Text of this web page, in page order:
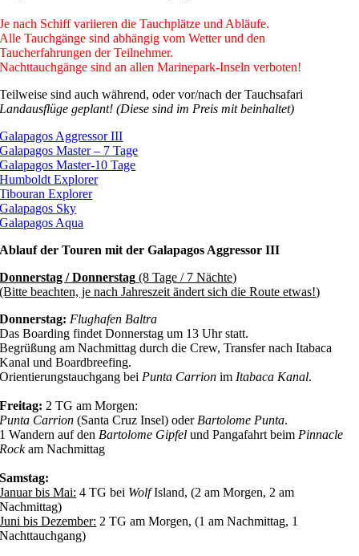
Je nach Schiff variieren die Tauchplätze und Abläufe.
Alle Tauchgänge sind abhängig vom Wetter und den
Taucherfahrungen der Teilnehmer.
Nachttauchgänge sind an allen Marinepark-Inseln verboten!
Teilweise sind auch während, oder vor/nach der Tauchsafari
Landausflüge geplant! (Diese sind im Preis mit beinhaltet)
Galapagos Aggressor III
Galapagos Master – 7 Tage
Galapagos Master-10 Tage
Humboldt Explorer
Tibouran Explorer
Galapagos Sky
Galapagos Aqua
Ablauf der Touren mit derGalapagos Aggressor III
Donnerstag / Donnerstag (8 Tage / 7 Nächte)
(Bitte beachten, je nach Jahreszeit ändert sich die Route etwas!)
Donnerstag: Flughafen Baltra
Das Boarding findet Donnerstag um 13 Uhr statt.
Begrüßung am Nachmittag durch die Crew, Transfer nach Itabaca
Kanal und Boardbreefing.
Orientierungstauchgang bei Punta Carrion im Itabaca Kanal.
Freitag: 2 TG am Morgen:
Punta Carrion (Santa Cruz Insel) oder Bartolome Punta.
1 Wandern auf den Bartolome Gipfel und Pangafahrt beim Pinnacle
Rockam Nachmittag
Samstag:
Januar bis Mai: 4 TG bei WolfIsland, (2 am Morgen, 2 am
Nachmittag)
Juni bis Dezember: 2 TG am Morgen, (1 am Nachmittag, 1
Nachttauchgang)